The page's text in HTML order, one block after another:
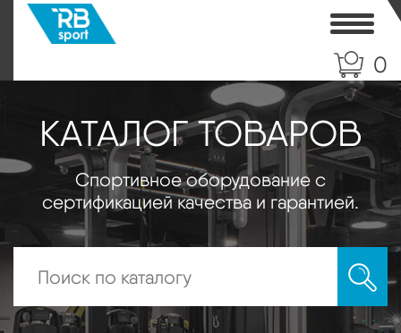
0
КАТАЛОГ ТОВАРОВ
Спортивное оборудование с
сертификацией качества и гарантией.